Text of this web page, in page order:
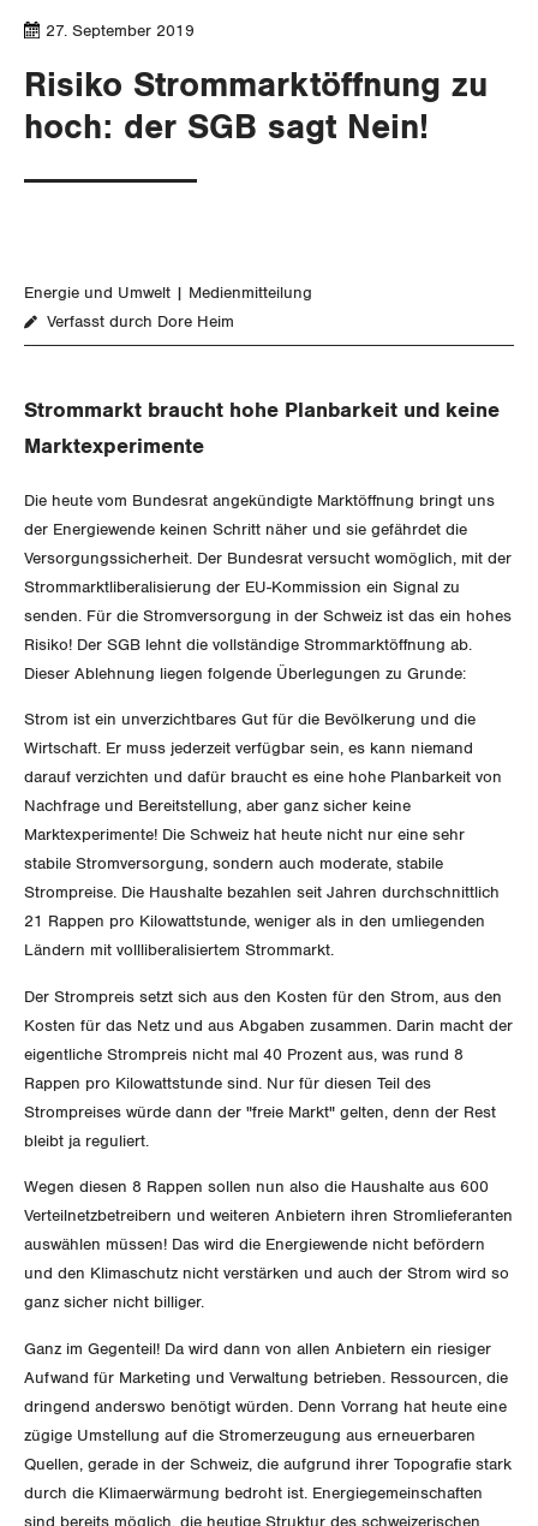
Gewerkschaftsrechte
Arbeitssicherheit und Gesundheitsschutz
Überbrückungsleistung
Ergänzungsleistungen
Unfallversicherung
Gesundheit
Verkehr
Post
Energie und Umwelt
GLEICHSTELLUNG
Gleichstellung von LGBTI
GEWERKSCHAFTSPOLITIK
International
Schweiz
Landesstreik
GEWERKSCHAFTSMITGLIED WERDEN
LOHNRECHNER
WEITERBILDUNG
NEWSLETTER
BROSCHÜREN/BÜCHER
Bestellformular
DER SGB
WIR ÜBER UNS
GREMIEN
Vorstand
Jugendkommission
Migrationskommission
Queer-Kommission
Rentner:innen-Kommission
ZENTRALSEKRETARIAT
KANTONALE BÜNDE
Beide Basel
Bern
Freiburg
Glarus
Graubünden
OFFENE STELLEN
Medien
Artikel
Medienmitteilungen
Blog
Blog Daniel Lampart
Der Europa-Blog
Kontakt
27. September 2019
Risiko Strommarktöffnung zu
hoch: der SGB sagt Nein!
Energie und Umwelt
Medienmitteilung
Verfasst durch Dore Heim
Strommarkt braucht hohe Planbarkeit und keine
Marktexperimente
Die heute vom Bundesrat angekündigte Marktöffnung bringt uns
der Energiewende keinen Schritt näher und sie gefährdet die
Versorgungssicherheit. Der Bundesrat versucht womöglich, mit der
Strommarktliberalisierung der EU-Kommission ein Signal zu
senden. Für die Stromversorgung in der Schweiz ist das ein hohes
Risiko! Der SGB lehnt die vollständige Strommarktöffnung ab.
Dieser Ablehnung liegen folgende Überlegungen zu Grunde:
Strom ist ein unverzichtbares Gut für die Bevölkerung und die
Wirtschaft. Er muss jederzeit verfügbar sein, es kann niemand
darauf verzichten und dafür braucht es eine hohe Planbarkeit von
Nachfrage und Bereitstellung, aber ganz sicher keine
Marktexperimente! Die Schweiz hat heute nicht nur eine sehr
stabile Stromversorgung, sondern auch moderate, stabile
Strompreise. Die Haushalte bezahlen seit Jahren durchschnittlich
21 Rappen pro Kilowattstunde, weniger als in den umliegenden
Ländern mit vollliberalisiertem Strommarkt.
Der Strompreis setzt sich aus den Kosten für den Strom, aus den
Kosten für das Netz und aus Abgaben zusammen. Darin macht der
eigentliche Strompreis nicht mal 40 Prozent aus, was rund 8
Rappen pro Kilowattstunde sind. Nur für diesen Teil des
Strompreises würde dann der "freie Markt" gelten, denn der Rest
bleibt ja reguliert.
Wegen diesen 8 Rappen sollen nun also die Haushalte aus 600
Verteilnetzbetreibern und weiteren Anbietern ihren Stromlieferanten
auswählen müssen! Das wird die Energiewende nicht befördern
und den Klimaschutz nicht verstärken und auch der Strom wird so
ganz sicher nicht billiger.
Ganz im Gegenteil! Da wird dann von allen Anbietern ein riesiger
Aufwand für Marketing und Verwaltung betrieben. Ressourcen, die
dringend anderswo benötigt würden. Denn Vorrang hat heute eine
zügige Umstellung auf die Stromerzeugung aus erneuerbaren
Quellen, gerade in der Schweiz, die aufgrund ihrer Topografie stark
durch die Klimaerwärmung bedroht ist. Energiegemeinschaften
sind bereits möglich, die heutige Struktur des schweizerischen